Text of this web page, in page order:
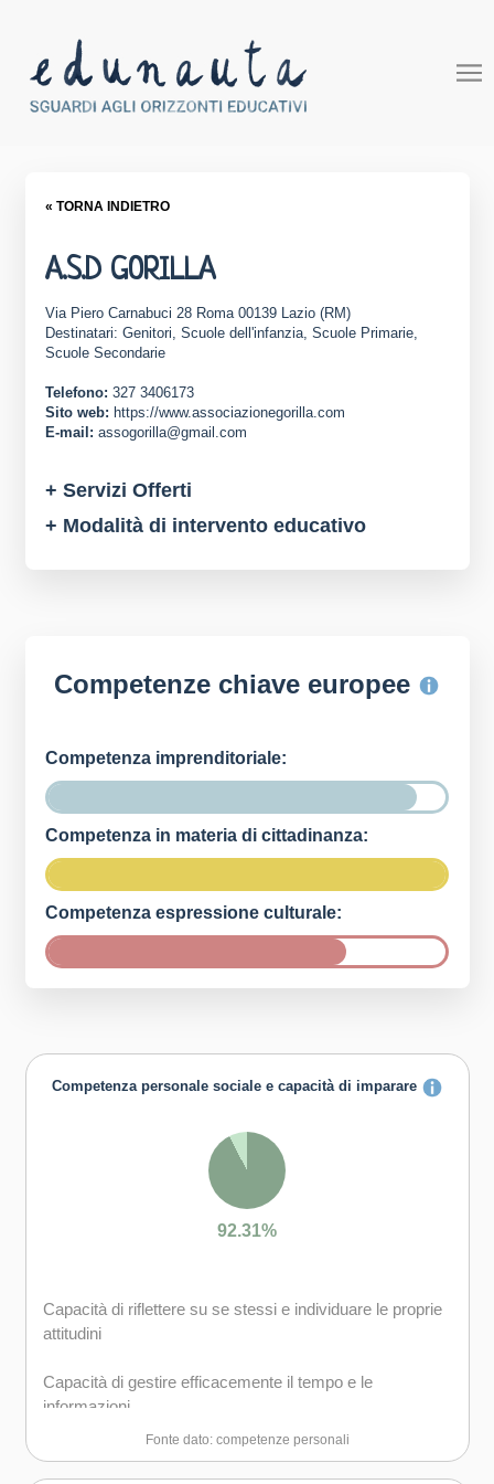
« TORNA INDIETRO
A.S.D GORILLA
Via Piero Carnabuci 28 Roma 00139 Lazio (RM)
Destinatari: Genitori, Scuole dell'infanzia, Scuole Primarie,
Scuole Secondarie
Telefono: 327 3406173
Sito web: https://www.associazionegorilla.com
E-mail: assogorilla@gmail.com
+ Servizi Offerti
+ Modalità di intervento educativo
Competenze chiave europee
Competenza imprenditoriale:
Competenza in materia di cittadinanza:
Competenza espressione culturale:
Competenza personale sociale e capacità di imparare
92.31%
Capacità di riflettere su se stessi e individuare le proprie
attitudini
Capacità di gestire efficacemente il tempo e le
informazioni
collaborativa sia in maniera autonoma
Fonte dato: competenze personali